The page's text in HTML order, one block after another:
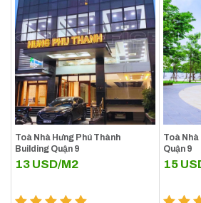
Toà Nhà Hưng Phú Thành
Building Quận 9
13 USD/M2
Toà
Quận 9
15